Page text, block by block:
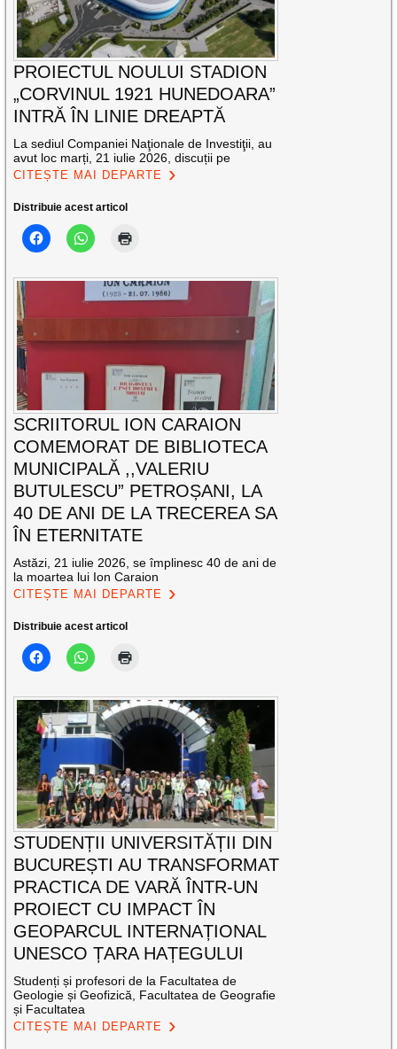
PROIECTUL NOULUI STADION
„CORVINUL 1921 HUNEDOARA”
INTRĂ ÎN LINIE DREAPTĂ
La sediul Companiei Naţionale de Investiţii, au
avut loc marți, 21 iulie 2026, discuții pe
CITEȘTE MAI DEPARTE
Distribuie acest articol
SCRIITORUL ION CARAION
COMEMORAT DE BIBLIOTECA
MUNICIPALĂ ,,VALERIU
BUTULESCU” PETROȘANI, LA
40 DE ANI DE LA TRECEREA SA
ÎN ETERNITATE
Astăzi, 21 iulie 2026, se împlinesc 40 de ani de
la moartea lui Ion Caraion
CITEȘTE MAI DEPARTE
Distribuie acest articol
STUDENȚII UNIVERSITĂȚII DIN
BUCUREȘTI AU TRANSFORMAT
PRACTICA DE VARĂ ÎNTR-UN
PROIECT CU IMPACT ÎN
GEOPARCUL INTERNAȚIONAL
UNESCO ȚARA HAȚEGULUI
Studenți și profesori de la Facultatea de
Geologie și Geofizică, Facultatea de Geografie
și Facultatea
CITEȘTE MAI DEPARTE